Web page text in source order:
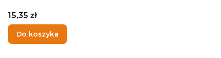
Cena
15,35 zł
Do koszyka